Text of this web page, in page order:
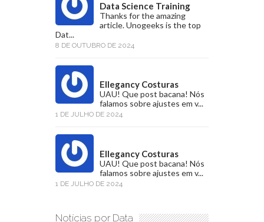
Data Science Training
Thanks for the amazing
article. Unogeeks is the top
Dat...
8 DE OUTUBRO DE 2024
Ellegancy Costuras
UAU! Que post bacana! Nós
falamos sobre ajustes em v...
1 DE JULHO DE 2024
Ellegancy Costuras
UAU! Que post bacana! Nós
falamos sobre ajustes em v...
1 DE JULHO DE 2024
Notícias por Data